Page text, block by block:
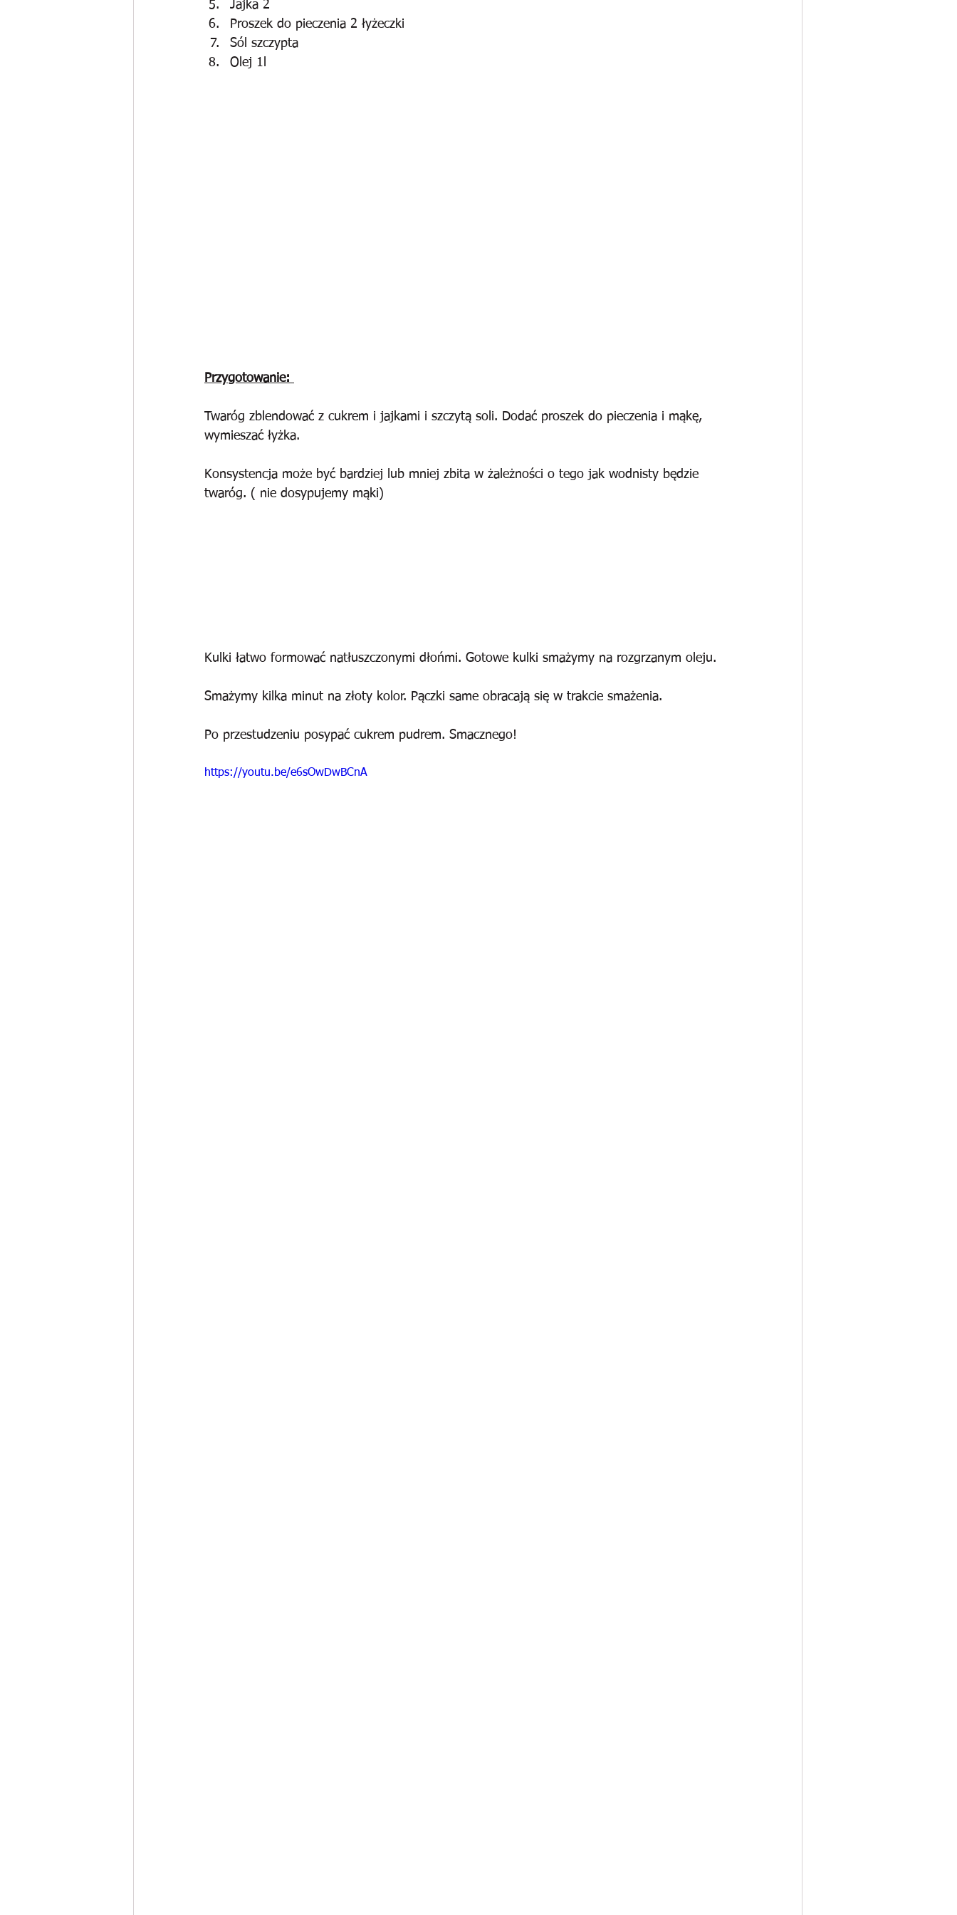
Jajka 2
Proszek do pieczenia 2 łyżeczki
Sól szczypta
Olej 1l
Przygotowanie:
Twaróg zblendować z cukrem i jajkami i szczytą soli. Dodać proszek do pieczenia i mąkę,
wymieszać łyżka.
Konsystencja może być bardziej lub mniej zbita w żależności o tego jak wodnisty będzie
twaróg. ( nie dosypujemy mąki)
Kulki łatwo formować natłuszczonymi dłońmi. Gotowe kulki smażymy na rozgrzanym oleju.
Smażymy kilka minut na złoty kolor. Pączki same obracają się w trakcie smażenia.
Po przestudzeniu posypać cukrem pudrem. Smacznego!
https://youtu.be/e6sOwDwBCnA